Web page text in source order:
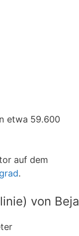
etwa 59.600
auf dem
.
von Beja